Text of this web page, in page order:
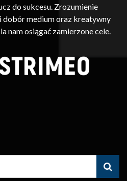
do sukcesu. Zrozumienie
medium oraz kreatywny
nam osiągać zamierzone cele.